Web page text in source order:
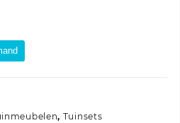
, Tuinsets